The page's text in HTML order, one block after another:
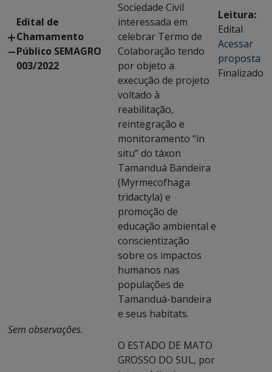
Edital de
Chamamento
Público SEMAGRO
003/2022
Sociedade Civil
interessada em
celebrar Termo de
Colaboração tendo
por objeto a
execução de projeto
voltado à
reabilitação,
reintegração e
monitoramento “in
situ” do táxon
Tamanduá Bandeira
(Myrmecofhaga
tridactyla) e
promoção de
educação ambiental e
conscientização
sobre os impactos
humanos nas
populações de
Tamanduá-bandeira
e seus habitats.
Leitura:
Edital
Acessar
proposta
Finalizado
Sem observações.
O ESTADO DE MATO
GROSSO DO SUL, por